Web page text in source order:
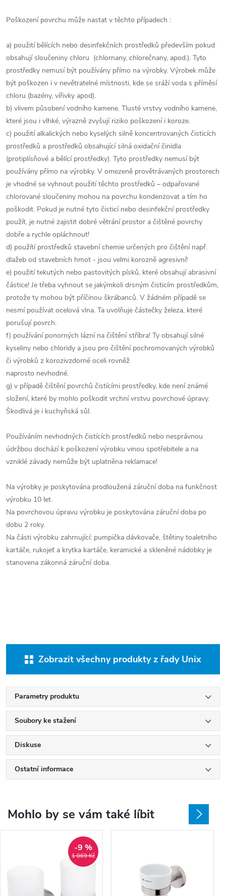
Poškození povrchu může nastat v těchto případech :
a) použití bělících nebo desinfekčních prostředků především pokud
obsahují sloučeniny chloru (chlornany, chlorečnany, apod.). Tyto
prostředky nemusí být používány přímo na výrobky. Výrobek může
být poškozen i v nevětratelné místnosti, kde se sráží voda s příměsí
chloru (bazény, vířivky apod).
b) vlivem působení vodního kamene. Tlusté vrstvy vodního kamene,
které jsou i vlhké, výrazně zvyšují riziko poškození i koroze.
c) použití alkalických nebo kyselých silně koncentrovaných čisticích
prostředků a prostředků obsahující silná oxidační činidla
(protiplísňové a bělící prostředky). Tyto prostředky nemusí být
používány přímo na výrobky. V omezeně provětrávaných prostorech
je vhodné se vyhnout použití těchto prostředků – odpařované
chlorované sloučeniny mohou na povrchu kondenzovat a tím ho
poškodit. Pokud je nutné tyto čisticí nebo desinfekční prostředky
použít, je nutné zajistit dobré větrání prostor a čištěné povrchy
dobře a rychle opláchnout!
d) použítí prostředků stavební chemie určených pro čištění např.
dlažeb od stavebních hmot - jsou velmi korozně agresivní!
e) použití tekutých nebo pastovitých písků, které obsahují abrasivní
částice! Je třeba vyhnout se jakýmkoli drsným čisticím prostředkům,
protože ty mohou být příčinou škrábanců. V žádném případě se
nesmí používat ocelová vlna. Ta uvolňuje částečky železa, které
porušují povrch.
f) používání ponorných lázní na čištění stříbra! Ty obsahují silné
kyseliny nebo chloridy a jsou pro čištění pochromovaných výrobků
či výrobků z korozivzdorné oceli rovněž
naprosto nevhodné.
g) v případě čištění povrchů čistícími prostředky, kde není známé
složení, které by mohlo poškodit vrchní vrstvu povrchové úpravy.
Škodlivá je i kuchyňská sůl.
Používáním nevhodných čistících prostředků nebo nesprávnou
údržbou dochází k poškození výrobku vinou spotřebitele a na
vzniklé závady nemůže být uplatněna reklamace!
Na výrobky je poskytována prodloužená záruční doba na funkčnost
výrobku 10 let.
Na povrchovou úpravu výrobku je poskytována záruční doba po
dobu 2 roky.
Na části výrobku zahrnující: pumpička dávkovače, štětiny toaletního
kartáče, rukojeť a krytka kartáče, keramické a skleněné nádobky je
stanovena zákonná záruční doba.
Zobrazit všechny produkty z řady Unix
Parametry produktu
Soubory ke stažení
Diskuse
Ostatní informace
Mohlo by se vám také líbit
1 069 Kč
-9 %